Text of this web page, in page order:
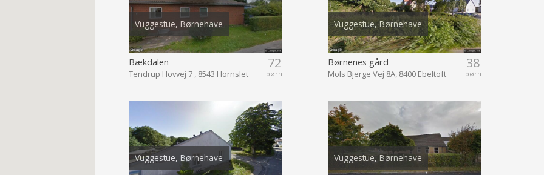
Vuggestue, Børnehave
72
børn
Bækdalen
Tendrup Hovvej 7 , 8543 Hornslet
Vuggestue, Børnehave
38
børn
Børnenes gård
Mols Bjerge Vej 8A, 8400 Ebeltoft
Vuggestue, Børnehave Vuggestue, Børnehave